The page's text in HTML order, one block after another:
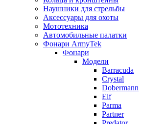
Наушники для стрельбы
Аксессуары для охоты
Мототехника
Автомобильные палатки
Фонари ArmyTek
Фонари
Модели
Barracuda
Crystal
Dobermann
Elf
Parma
Partner